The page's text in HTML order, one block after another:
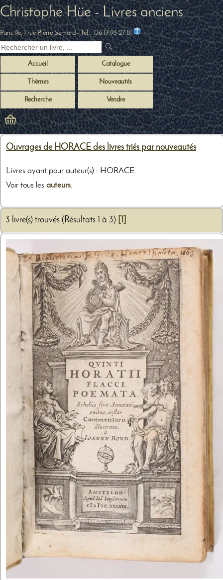
Christophe Hüe - Livres anciens
Paris 9e, 1 rue Pierre Semard- Tel. :06 17 93 27 81
Accueil Catalogue
Thèmes Nouveautés
Recherche Vendre
Ouvrages de HORACE des livres triés par nouveautés
Livres ayant pour auteur(s) : HORACE.
Voir tous les auteurs.
3 livre(s) trouvés (Résultats 1 à 3)